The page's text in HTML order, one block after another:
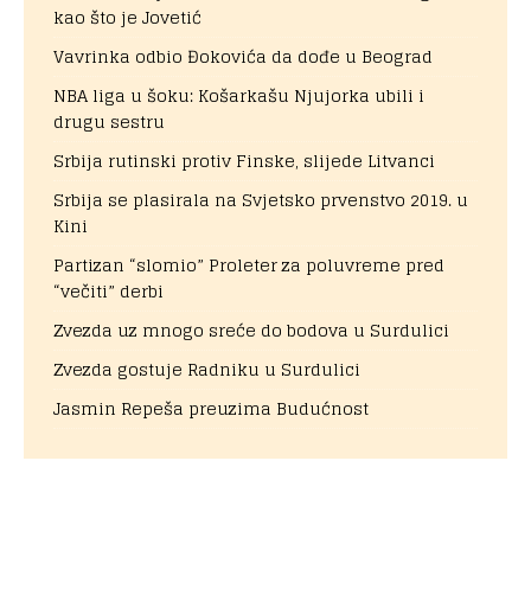
kao što je Jovetić
Vavrinka odbio Đokovića da dođe u Beograd
NBA liga u šoku: Košarkašu Njujorka ubili i
drugu sestru
Srbija rutinski protiv Finske, slijede Litvanci
Srbija se plasirala na Svjetsko prvenstvo 2019. u
Kini
Partizan “slomio” Proleter za poluvreme pred
“večiti” derbi
Zvezda uz mnogo sreće do bodova u Surdulici
Zvezda gostuje Radniku u Surdulici
Jasmin Repeša preuzima Budućnost